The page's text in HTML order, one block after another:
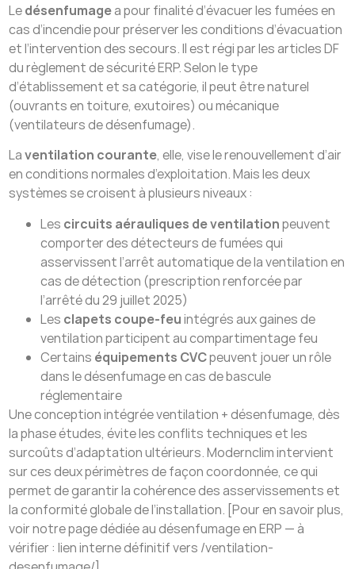
Ledésenfumagea pour finalité d’évacuer les fumées en
cas d’incendie pour préserver les conditions d’évacuation
et l’intervention des secours. Il est régi par les articles DF
du règlement de sécurité ERP. Selon le type
d’établissement et sa catégorie, il peut être naturel
(ouvrants en toiture, exutoires) ou mécanique
(ventilateurs de désenfumage).
Laventilation courante, elle, vise le renouvellement d’air
en conditions normales d’exploitation. Mais les deux
systèmes se croisent à plusieurs niveaux :
Les circuits aérauliques de ventilationpeuvent
comporter des détecteurs de fumées qui
asservissent l’arrêt automatique de la ventilation en
cas de détection (prescription renforcée par
l’arrêté du 29 juillet 2025)
Les clapets coupe-feuintégrés aux gaines de
ventilation participent au compartimentage feu
Certains équipements CVCpeuvent jouer un rôle
dans le désenfumage en cas de bascule
réglementaire
Une conception intégrée ventilation + désenfumage, dès
la phase études, évite les conflits techniques et les
surcoûts d’adaptation ultérieurs. Modernclim intervient
sur ces deux périmètres de façon coordonnée, ce qui
permet de garantir la cohérence des asservissements et
la conformité globale de l’installation. [Pour en savoir plus,
voir notre page dédiée au désenfumage en ERP — à
vérifier : lien interne définitif vers /ventilation-